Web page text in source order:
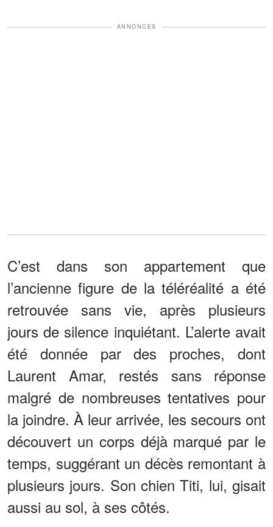
ANNONCES
C’est dans son appartement que
l’ancienne figure de la téléréalité a été
retrouvée sans vie, après plusieurs
jours de silence inquiétant. L’alerte avait
été donnée par des proches, dont
Laurent Amar, restés sans réponse
malgré de nombreuses tentatives pour
la joindre. À leur arrivée, les secours ont
découvert un corps déjà marqué par le
temps, suggérant un décès remontant à
plusieurs jours. Son chien Titi, lui, gisait
aussi au sol, à ses côtés.